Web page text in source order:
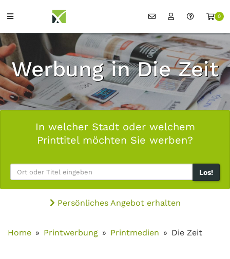
0
Werbung in Die Zeit
In welcher Stadt oder welchem
Printtitel möchten Sie werben?
Los!
Persönliches Angebot erhalten
Home Printwerbung Printmedien Die Zeit